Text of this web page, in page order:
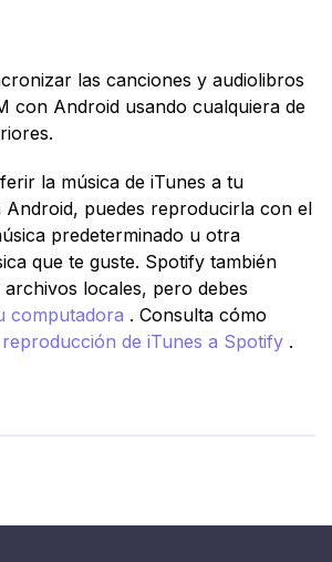
las canciones y audiolibros
con Android usando cualquiera de
la música de iTunes a tu
puedes reproducirla con el
predeterminado u otra
que te guste. Spotify también
locales, pero debes
computadora . Consulta cómo
de iTunes a Spotify .